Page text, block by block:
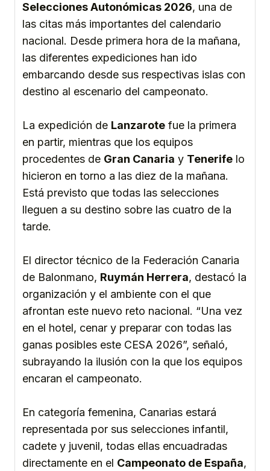
Selecciones Autonómicas 2026, una de
las citas más importantes del calendario
nacional. Desde primera hora de la mañana,
las diferentes expediciones han ido
embarcando desde sus respectivas islas con
destino al escenario del campeonato.
La expedición de Lanzarote fue la primera
en partir, mientras que los equipos
procedentes de Gran Canaria y Tenerife lo
hicieron en torno a las diez de la mañana.
Está previsto que todas las selecciones
lleguen a su destino sobre las cuatro de la
tarde.
El director técnico de la Federación Canaria
de Balonmano, Ruymán Herrera, destacó la
organización y el ambiente con el que
afrontan este nuevo reto nacional. “Una vez
en el hotel, cenar y preparar con todas las
ganas posibles este CESA 2026”, señaló,
subrayando la ilusión con la que los equipos
encaran el campeonato.
En categoría femenina, Canarias estará
representada por sus selecciones infantil,
cadete y juvenil, todas ellas encuadradas
directamente en el Campeonato de España,